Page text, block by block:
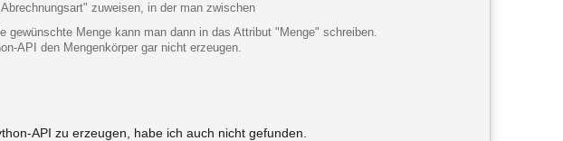
zuweisen, in der man zwischen
gewünschte Menge kann man dann in das Attribut "Menge" schreiben.
API den Mengenkörper gar nicht erzeugen.
API zu erzeugen, habe ich auch nicht gefunden.